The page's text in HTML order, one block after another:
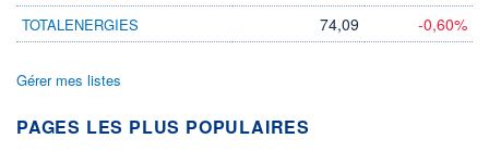
TOTALENERGIES 74,09 -0,60%
Gérer mes listes
PAGES LES PLUS POPULAIRES